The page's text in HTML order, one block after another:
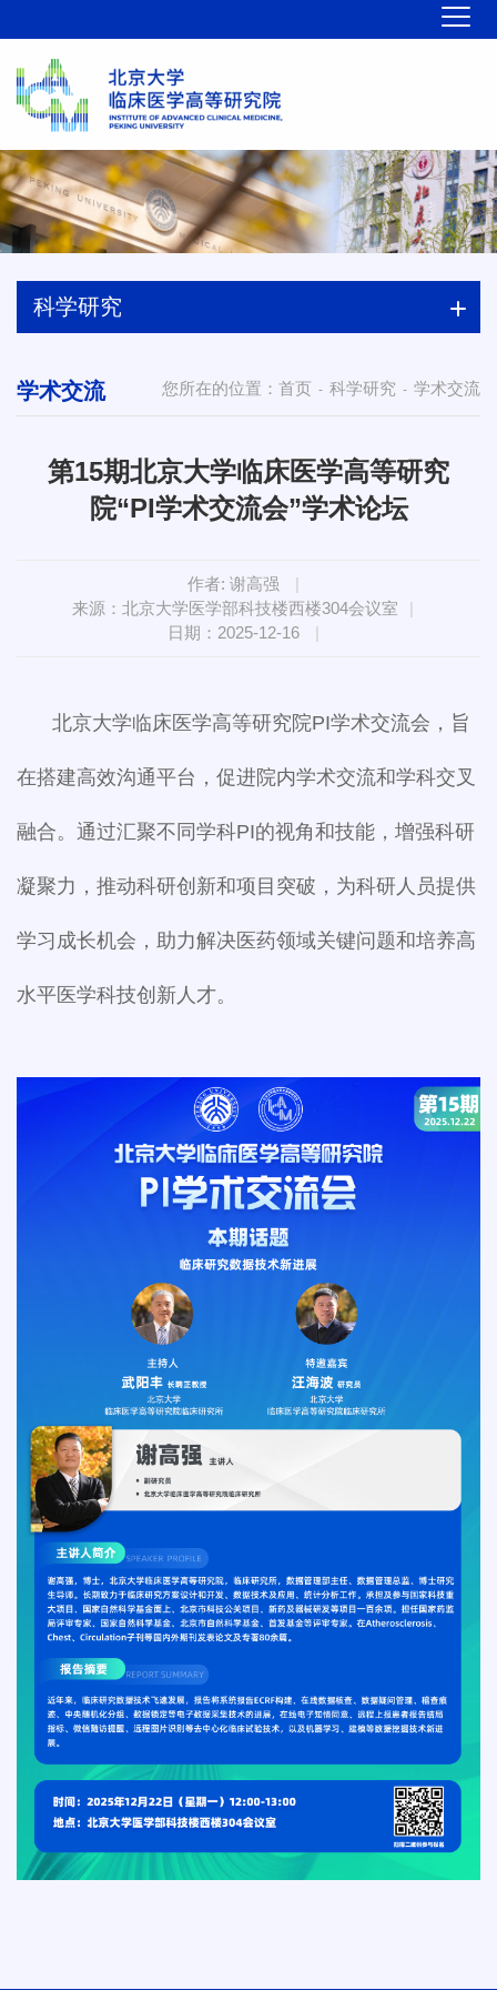
科学研究
您所在的位置： 首页 - 科学研究 - 学术交流
学术交流
第15期北京大学临床医学高等研究
院“PI学术交流会”学术论坛
作者: 谢高强
|
来源：北京大学医学部科技楼西楼304会议室
|
日期：2025-12-16
|
北京大学临床医学高等研究院PI学术交流会，旨
在搭建高效沟通平台，促进院内学术交流和学科交叉
融合。通过汇聚不同学科PI的视角和技能，增强科研
凝聚力，推动科研创新和项目突破，为科研人员提供
学习成长机会，助力解决医药领域关键问题和培养高
水平医学科技创新人才。